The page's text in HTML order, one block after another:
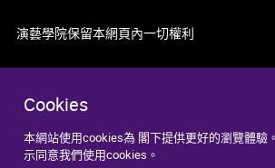
Cookies
本網站使用cookies為 閣下提供更好的瀏覽體驗
示同意我們使用cookies。
演藝學院保留本網頁內一切權利